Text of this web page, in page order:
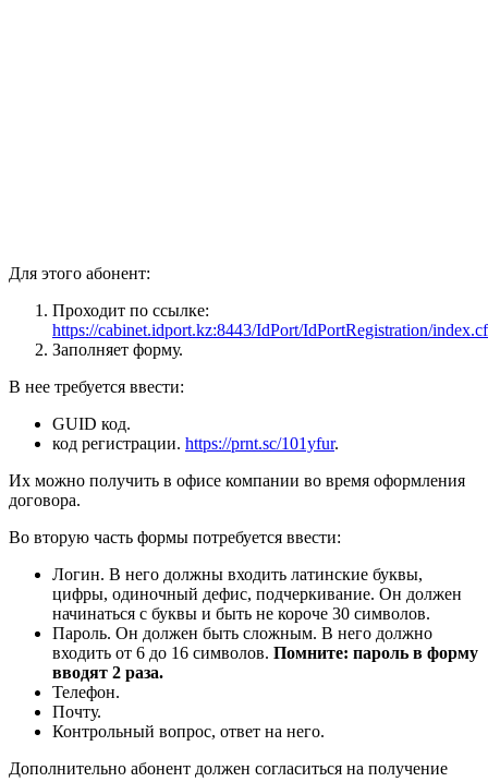
Для этого абонент:
Проходит по ссылке:
https://cabinet.idport.kz:8443/IdPort/IdPortRegistration/
Заполняет форму.
В нее требуется ввести:
GUID код.
код регистрации. https://prnt.sc/101yfur.
Их можно получить в офисе компании во время оформления
договора.
Во вторую часть формы потребуется ввести:
Логин. В него должны входить латинские буквы,
цифры, одиночный дефис, подчеркивание. Он должен
начинаться с буквы и быть не короче 30 символов.
Пароль. Он должен быть сложным. В него должно
входить от 6 до 16 символов. Помните: пароль в форму
вводят 2 раза.
Телефон.
Почту.
Контрольный вопрос, ответ на него.
Дополнительно абонент должен согласиться на получение